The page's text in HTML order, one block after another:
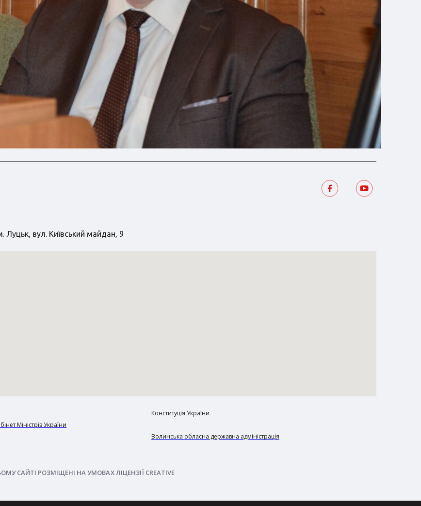
Луцьк, вул. Київський майдан, 9
Міністрів України
Конституція України
Волинська обласна державна адміністрація
САЙТІ РОЗМІЩЕНІ НА УМОВАХ ЛІЦЕНЗІЇ CREATIVE